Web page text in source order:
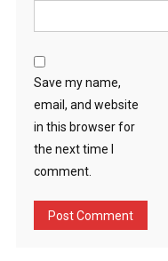
Save my name,
email, and website
in this browser for
the next time I
comment.